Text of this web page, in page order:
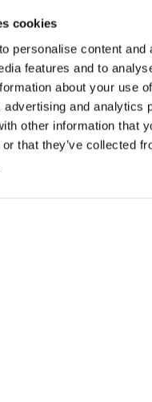
cookies
personalise content and
features and to
about your use
advertising and analytics
other information that
that they’ve collected
aan